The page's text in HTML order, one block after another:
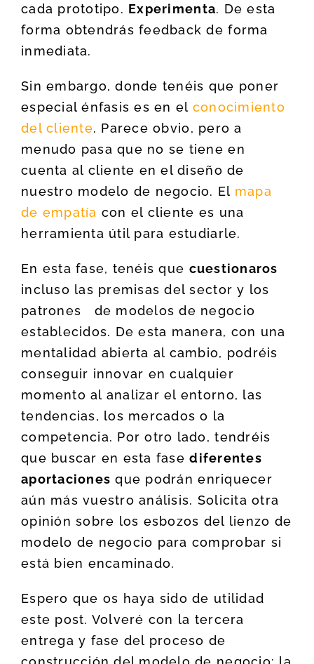
cada prototipo. Experimenta. De esta
forma obtendrás feedback de forma
inmediata.
Sin embargo, donde tenéis que poner
especial énfasis es en el conocimiento
del cliente. Parece obvio, pero a
menudo pasa que no se tiene en
cuenta al cliente en el diseño de
nuestro modelo de negocio. El mapa
de empatía con el cliente es una
herramienta útil para estudiarle.
En esta fase, tenéis que cuestionaros
incluso las premisas del sector y los
patrones de modelos de negocio
establecidos. De esta manera, con una
mentalidad abierta al cambio, podréis
conseguir innovar en cualquier
momento al analizar el entorno, las
tendencias, los mercados o la
competencia. Por otro lado, tendréis
que buscar en esta fasediferentes
aportaciones que podrán enriquecer
aún más vuestro análisis. Solicita otra
opinión sobre los esbozos del lienzo de
modelo de negocio para comprobar si
está bien encaminado.
Espero que os haya sido de utilidad
este post. Volveré con la tercera
entrega y fase del proceso de